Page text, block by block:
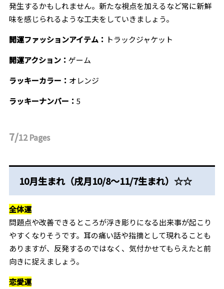
発生するかもしれません。新たな視点を加えるなど常に新鮮
味を感じられるような工夫をしていきましょう。
開運ファッションアイテム： トラックジャケット
開運アクション： ゲーム
ラッキーカラー： オレンジ
ラッキーナンバー： 5
7/12Pages
10月生まれ（戌月10/8～11/7生まれ）☆☆
全体運
問題点や改善できるところが浮き彫りになる出来事が起こり
やすくなりそうです。耳の痛い話や指摘として現れることも
ありますが、反発するのではなく、気付かせてもらえたと前
向きに捉えましょう。
恋愛運